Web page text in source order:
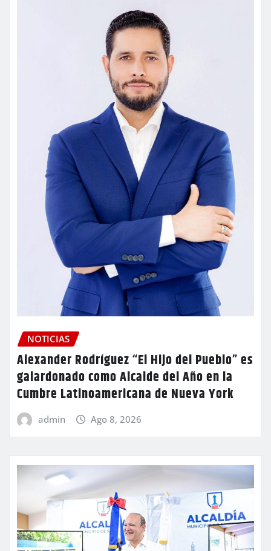
NOTICIAS
Alexander Rodríguez “El Hijo del Pueblo” es
galardonado como Alcalde del Año en la
Cumbre Latinoamericana de Nueva York
admin Ago 8, 2026